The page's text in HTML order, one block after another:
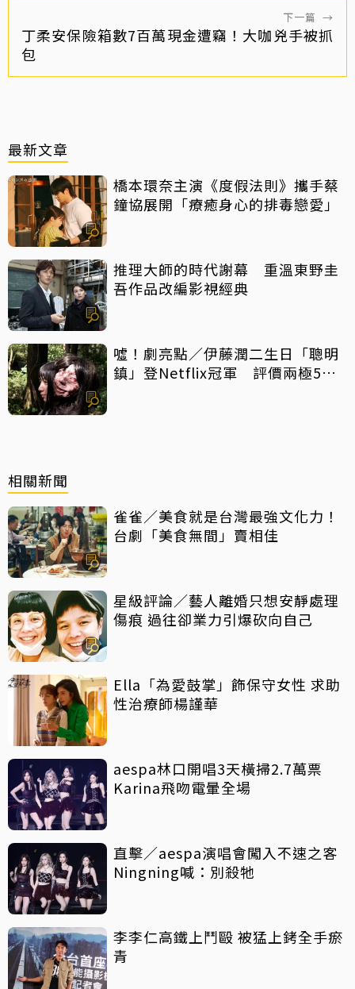
下一篇 →
丁柔安保險箱數7百萬現金遭竊！大咖兇手被抓
包
最新文章
橋本環奈主演《度假法則》攜手蔡
鐘協展開「療癒身心的排毒戀愛」
推理大師的時代謝幕 重溫東野圭
吾作品改編影視經典
噓！劇亮點／伊藤潤二生日「聰明
鎮」登Netflix冠軍 評價兩極5大
相關新聞
雀雀／美食就是台灣最強文化力！
台劇「美食無間」賣相佳
星級評論／藝人離婚只想安靜處理
傷痕 過往卻業力引爆砍向自己
Ella「為愛鼓掌」飾保守女性 求助
性治療師楊謹華
aespa林口開唱3天橫掃2.7萬票
Karina飛吻電暈全場
直擊／aespa演唱會闖入不速之客
Ningning喊：別殺牠
李李仁高鐵上鬥毆 被猛上銬全手瘀
青